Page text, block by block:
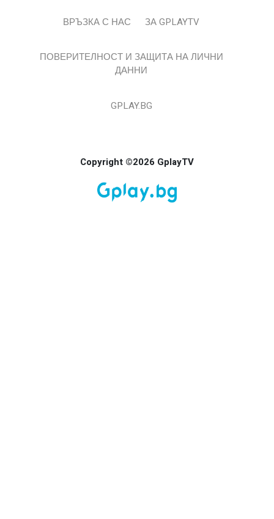
ВРЪЗКА С НАС ЗА GPLAYTV
ПОВЕРИТЕЛНОСТ И ЗАЩИТА НА ЛИЧНИ
ДАННИ
GPLAY.BG
Copyright ©2026 GplayTV